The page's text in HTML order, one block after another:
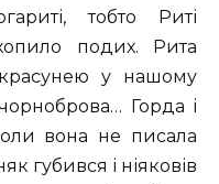
тобто Риті
подих. Рита
у нашому
Горда і
вона не писала
губився і ніяковів